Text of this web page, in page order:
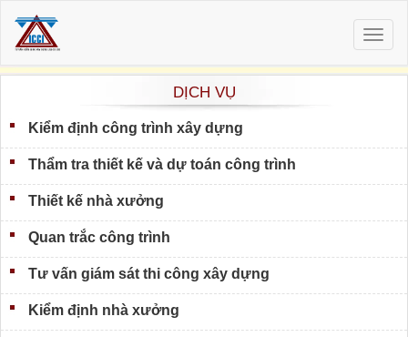
DỊCH VỤ
Kiểm định công trình xây dựng
Thẩm tra thiết kế và dự toán công trình
Thiết kế nhà xưởng
Quan trắc công trình
Tư vấn giám sát thi công xây dựng
Kiểm định nhà xưởng